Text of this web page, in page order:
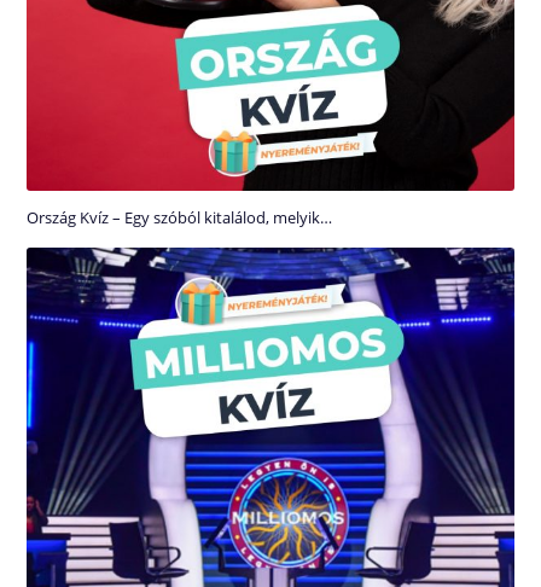
Ország Kvíz – Egy szóból kitalálod, melyik…